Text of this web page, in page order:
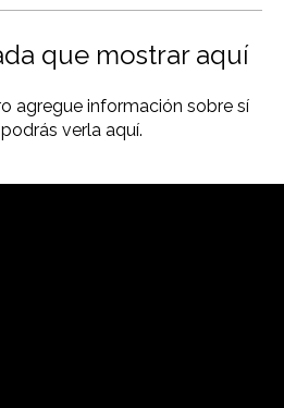
que mostrar aquí
agregue información sobre sí
verla aquí.